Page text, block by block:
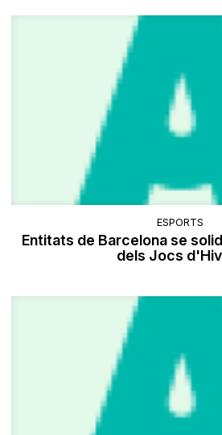
ESPORTS
Entitats de Barcelona se
dels Jocs